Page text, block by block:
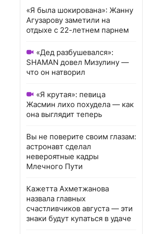
«Я была шокирована»: Жанну
Агузарову заметили на
отдыхе с 22-летнем парнем
«Дед разбушевался»:
SHAMAN довел Мизулину —
что он натворил
«Я крутая»: певица
Жасмин лихо похудела — как
она выглядит теперь
Вы не поверите своим глазам:
астронавт сделал
невероятные кадры
Млечного Пути
Кажетта Ахметжанова
назвала главных
счастливчиков августа — эти
знаки будут купаться в удаче